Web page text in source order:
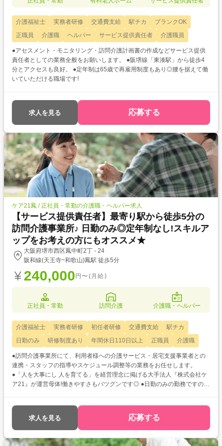
介護福祉士 実務者研修 交通費支給 駅チカ
ブランクOK
正職員
介護職 ヘルパー サービス提供責任者 介護職員
●アセスメント・モニタリング・訪問介護計画書の作成などサービス提供
責任者としての業務全般をお願いします。 ●阪堺線「東湊駅」から徒歩4
分とアクセスも良好。 ●定年制は65歳で再雇用制度もあり◎腰を据えて働
いていただける職場です!
求人を見る 応募する
ケア21鳳 / 正社員・常勤の介護職・ヘルパー求人
【サービス提供責任者】最寄り駅から徒歩5分の
訪問介護事業所♪ 日勤のみ◎定年制なし!スキルア
ップをお考えの方にもオススメ★
大阪府堺市西区鳳中町2丁 - 24
阪和線(天王寺~和歌山)鳳駅 徒歩5分
240,000 円〜(月給)
正社員・常勤 訪問介護 介護職・ヘルパー
介護福祉士 実務者研修 初任者研修 交通費支給
駅チカ
日勤のみ
研修制度あり 年間休日110日以上 正職員 介護職
●訪問介護事業所にて、利用者様への介護サービス・居宅支援事業者との
連携・スタッフの指導やスケジュール調整等の業務をお任せします。
●「人を大事にし 人を育てる」を経営理念に掲げる大手法人『株式会社ケ
ア21』が運営母体!働きやすさもバツグンです◎ ●日勤のみの勤務ですので
求人を見る 応募する